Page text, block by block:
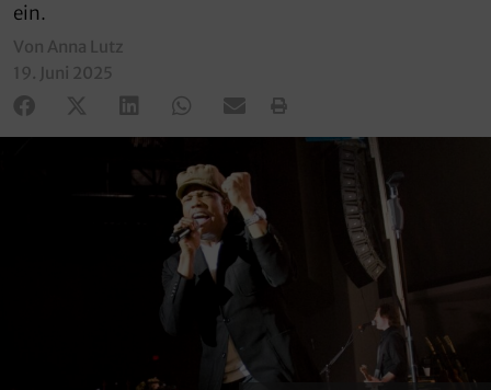
ein.
Von Anna Lutz
19. Juni 2025